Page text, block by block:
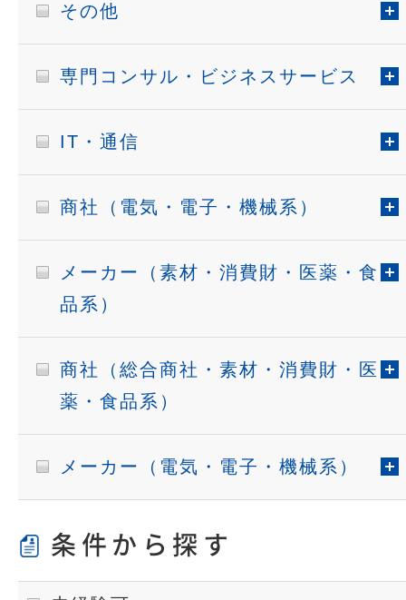
その他
専門コンサル・ビジネスサービス
IT・通信
商社（電気・電子・機械系）
メーカー（素材・消費財・医薬・食
品系）
商社（総合商社・素材・消費財・医
薬・食品系）
メーカー（電気・電子・機械系）
条件から探す